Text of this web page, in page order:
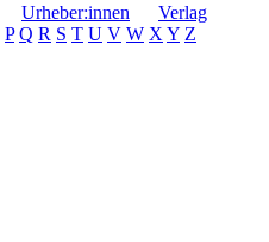
Urheber:innen
Verlag
P Q R S T U V W X Y Z